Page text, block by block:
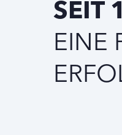
SEIT
EINE